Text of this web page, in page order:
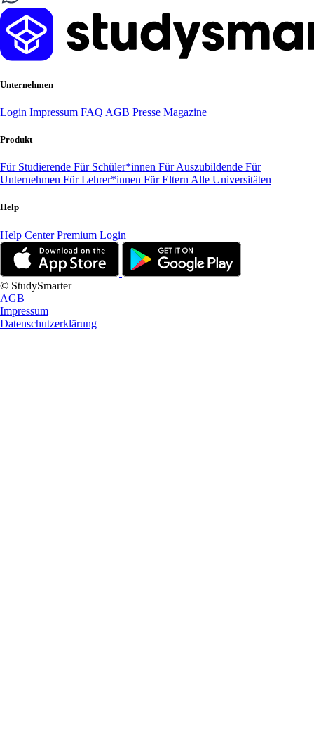
Unternehmen
Login Impressum FAQ AGB Presse Magazine
Produkt
Für Studierende Für Schüler*innen Für Auszubildende Für
Unternehmen Für Lehrer*innen Für Eltern Alle Universitäten
Help
Help CenterPremium Login
© StudySmarter
AGB
Impressum
Datenschutzerklärung